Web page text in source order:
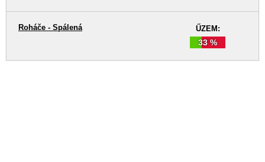
ŰZEM:
33 %
Roháče - Spálená